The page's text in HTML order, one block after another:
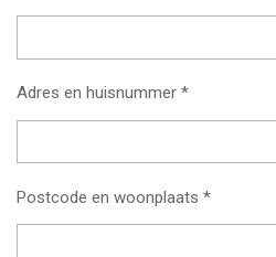
Adres en huisnummer *
Postcode en woonplaats *